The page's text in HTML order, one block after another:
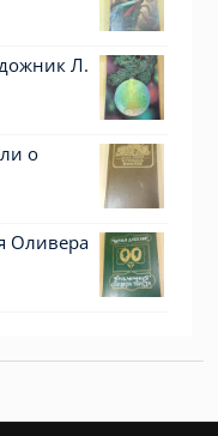
Л.
о
Оливера